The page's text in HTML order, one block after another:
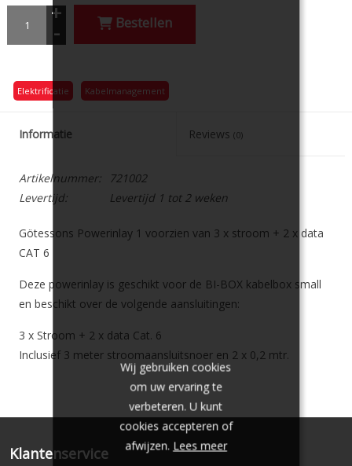
+
- Bestellen
Elektrificatie Kabelmanagement
Informatie Reviews (0)
Artikelnummer:
721002
Levertijd:
Levertijd 1 tot 2 weken
Götessons Powerinlay 1 voorzien van 3 x stroom + 2 x data
CAT 6
Deze powerinlay is geschikt voor de BI-BOX kabelbox small
en beschikt over de volgende aansluitingen:
3 x Stroom + 2 x data Cat. 6
Inclusief 3 meter stroomaansluitsnoer en 2 x 0,2 mtr.
Klantenservice
Wij gebruiken cookies
om uw ervaring te
verbeteren. U kunt
cookies accepteren of
afwijzen. Lees meer